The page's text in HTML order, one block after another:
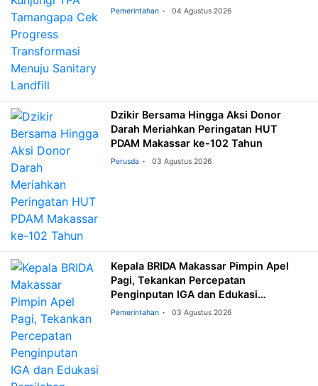
Pemerintahan 04 Agustus 2026
Dzikir Bersama Hingga Aksi Donor
Darah Meriahkan Peringatan HUT
PDAM Makassar ke-102 Tahun
Perusda 03 Agustus 2026
Kepala BRIDA Makassar Pimpin Apel
Pagi, Tekankan Percepatan
Penginputan IGA dan Edukasi
Pemilahan Sampah
Pemerintahan 03 Agustus 2026